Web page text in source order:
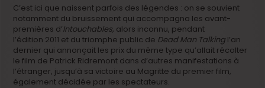
C’est ici que naissent parfois des légendes : on se souvient
notamment du bruissement qui accompagna les avant-
premières d’Intouchables, alors inconnu, pendant
l’édition 2011 et du triomphe public de Dead Man Talking l’an
dernier qui annonçait les prix du même type qu’allait récolter
le film de Patrick Ridremont dans d’autres manifestations à
l’étranger, jusqu’à sa victoire au Magritte du premier film,
également décidée par les spectateurs.